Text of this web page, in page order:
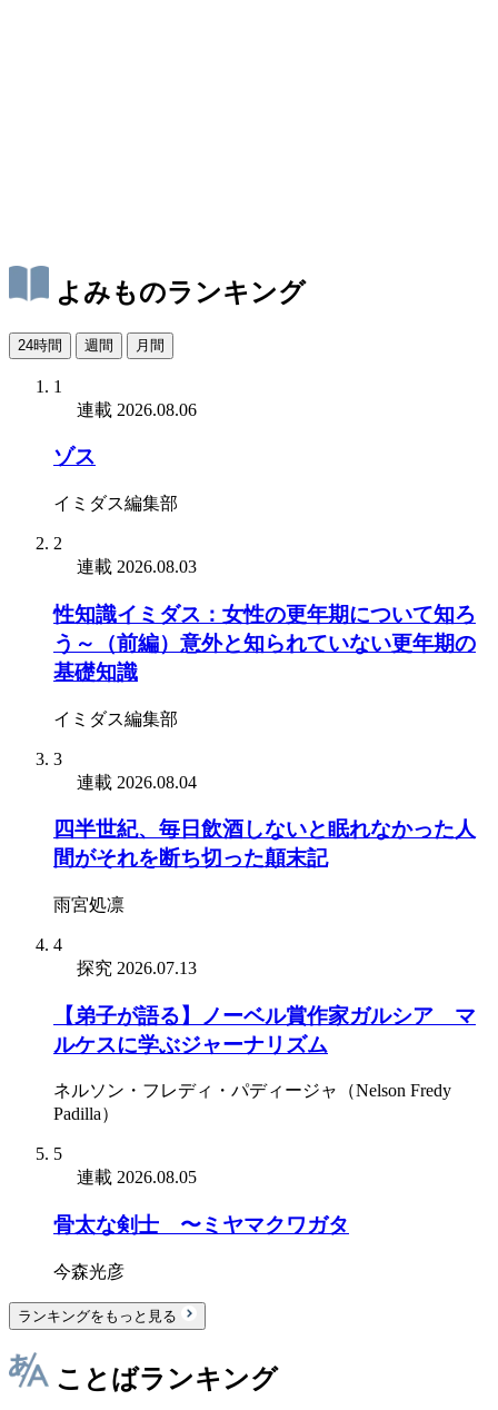
よみものランキング
24時間 週間 月間
1
連載 2026.08.06
ゾス
イミダス編集部
2
連載 2026.08.03
性知識イミダス：女性の更年期について知ろ
う～（前編）意外と知られていない更年期の
基礎知識
イミダス編集部
3
連載 2026.08.04
四半世紀、毎日飲酒しないと眠れなかった人
間がそれを断ち切った顛末記
雨宮処凛
4
探究 2026.07.13
【弟子が語る】ノーベル賞作家ガルシア゠マ
ルケスに学ぶジャーナリズム
ネルソン・フレディ・パディージャ（Nelson Fredy
Padilla）
5
連載 2026.08.05
骨太な剣士 〜ミヤマクワガタ
今森光彦
ランキングをもっと見る
ことばランキング